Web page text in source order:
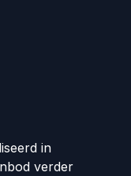
in
verder